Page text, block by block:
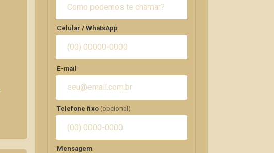
Celular / WhatsApp
E-mail
Telefone fixo (opcional)
Mensagem